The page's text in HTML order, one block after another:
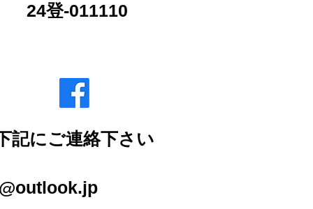
24登-011110
記にご連絡下さい